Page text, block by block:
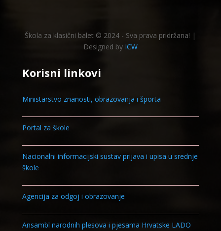
Škola za klasični balet © 2024 - Sva prava pridržana! |
Designed by ICW
Korisni linkovi
Ministarstvo znanosti, obrazovanja i športa
Portal za škole
Nacionalni informacijski sustav prijava i upisa u srednje
škole
Agencija za odgoj i obrazovanje
Ansambl narodnih plesova i pjesama Hrvatske LADO